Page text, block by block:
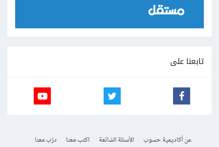
تابعنا على
عن أكاديمية حسوب الأسئلة الشائعة اكتب معنا
درّب معنا